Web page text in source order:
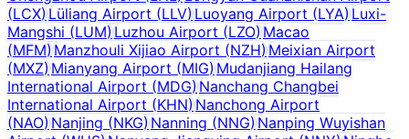
(LCX)Lüliang Airport (LLV) Luoyang Airport (LYA) Luxi-
Mangshi (LUM)Luzhou Airport (LZO) Macao
(MFM)Manzhouli Xijiao Airport (NZH)Meixian Airport
(MXZ)Mianyang Airport (MIG) Mudanjiang Hailang
International Airport (MDG)Nanchang Changbei
International Airport (KHN)Nanchong Airport
(NAO)Nanjing (NKG) Nanning (NNG) Nanping Wuyishan